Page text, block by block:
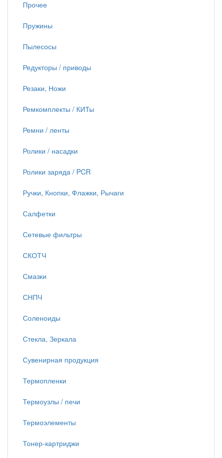
Прочее
Пружины
Пылесосы
Редукторы / приводы
Резаки, Ножи
Ремкомплекты / КИТы
Ремни / ленты
Ролики / насадки
Ролики заряда / PCR
Ручки, Кнопки, Флажки, Рычаги
Салфетки
Сетевые фильтры
СКОТЧ
Смазки
СНПЧ
Соленоиды
Стекла, Зеркала
Сувенирная продукция
Термопленки
Термоузлы / печи
Термоэлементы
Тонер-картриджи